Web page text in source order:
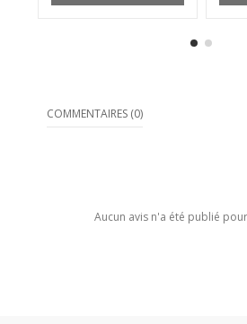
COMMENTAIRES (0)
Aucun avis n'a été publié